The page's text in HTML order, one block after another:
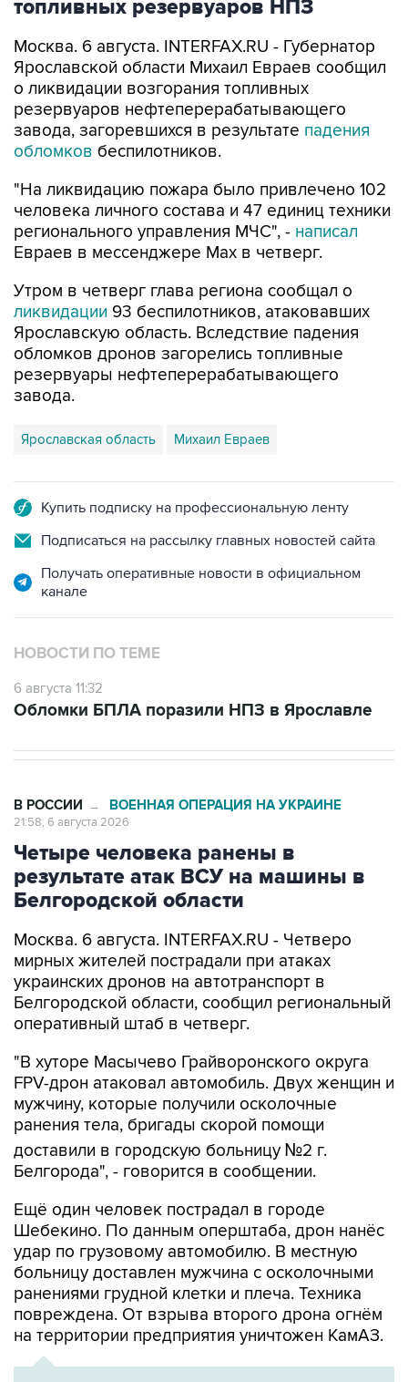
топливных резервуаров НПЗ
Москва. 6 августа. INTERFAX.RU - Губернатор
Ярославской области Михаил Евраев сообщил
о ликвидации возгорания топливных
резервуаров нефтеперерабатывающего
завода, загоревшихся в результате падения
обломков беспилотников.
"На ликвидацию пожара было привлечено 102
человека личного состава и 47 единиц техники
регионального управления МЧС", - написал
Евраев в мессенджере Мах в четверг.
Утром в четверг глава региона сообщал о
ликвидации 93 беспилотников, атаковавших
Ярославскую область. Вследствие падения
обломков дронов загорелись топливные
резервуары нефтеперерабатывающего
завода.
Ярославская область Михаил Евраев
Купить подписку на профессиональную ленту
Подписаться на рассылку главных новостей сайта
Получать оперативные новости в официальном
канале
НОВОСТИ ПО ТЕМЕ
6 августа 11:32
Обломки БПЛА поразили НПЗ в Ярославле
В РОССИИ → ВОЕННАЯ ОПЕРАЦИЯ НА УКРАИНЕ
21:58, 6 августа 2026
Четыре человека ранены в
результате атак ВСУ на машины в
Белгородской области
Москва. 6 августа. INTERFAX.RU - Четверо
мирных жителей пострадали при атаках
украинских дронов на автотранспорт в
Белгородской области, сообщил региональный
оперативный штаб в четверг.
"В хуторе Масычево Грайворонского округа
FPV-дрон атаковал автомобиль. Двух женщин и
мужчину, которые получили осколочные
ранения тела, бригады скорой помощи
доставили в городскую больницу №2 г.
Белгорода", - говорится в сообщении.
Ещё один человек пострадал в городе
Шебекино. По данным оперштаба, дрон нанёс
удар по грузовому автомобилю. В местную
больницу доставлен мужчина с осколочными
ранениями грудной клетки и плеча. Техника
повреждена. От взрыва второго дрона огнём
на территории предприятия уничтожен КамАЗ.